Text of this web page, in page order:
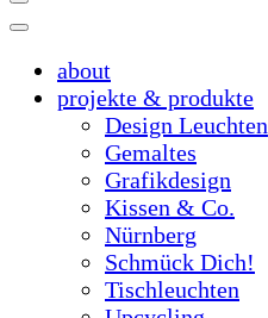
about
projekte & produkte
Design Leuchten
Gemaltes
Grafikdesign
Kissen & Co.
Nürnberg
Schmück Dich!
Tischleuchten